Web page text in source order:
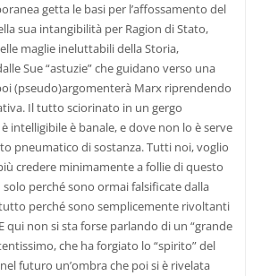
getta le basi per l’affossamento del
sua intangibilità per Ragion di Stato,
maglie ineluttabili della Storia,
Sue “astuzie” che guidano verso una
(pseudo)argomenterà Marx riprendendo
Il tutto sciorinato in un gergo
intelligibile è banale, e dove non lo è serve
pneumatico di sostanza. Tutti noi, voglio
credere minimamente a follie di questo
perché sono ormai falsificate dalla
perché sono semplicemente rivoltanti
qui non si sta forse parlando di un “grande
che ha forgiato lo “spirito” del
futuro un’ombra che poi si è rivelata